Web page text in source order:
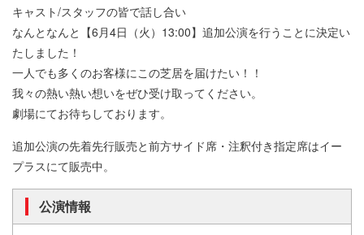
キャスト/スタッフの皆で話し合い
なんとなんと【6月4日（火）13:00】追加公演を行うことに決定い
たしました！
一人でも多くのお客様にこの芝居を届けたい！！
我々の熱い熱い想いをぜひ受け取ってください。
劇場にてお待ちしております。
追加公演の先着先行販売と前方サイド席・注釈付き指定席はイー
プラスにて販売中。
公演情報